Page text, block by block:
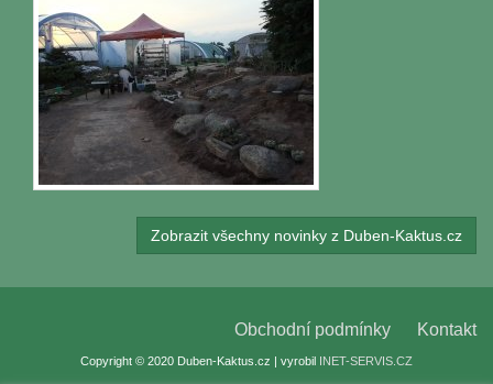
Zobrazit všechny novinky z Duben-Kaktus.cz
Obchodní podmínky Kontakt
Copyright © 2020 Duben-Kaktus.cz | vyrobil INET-SERVIS.CZ